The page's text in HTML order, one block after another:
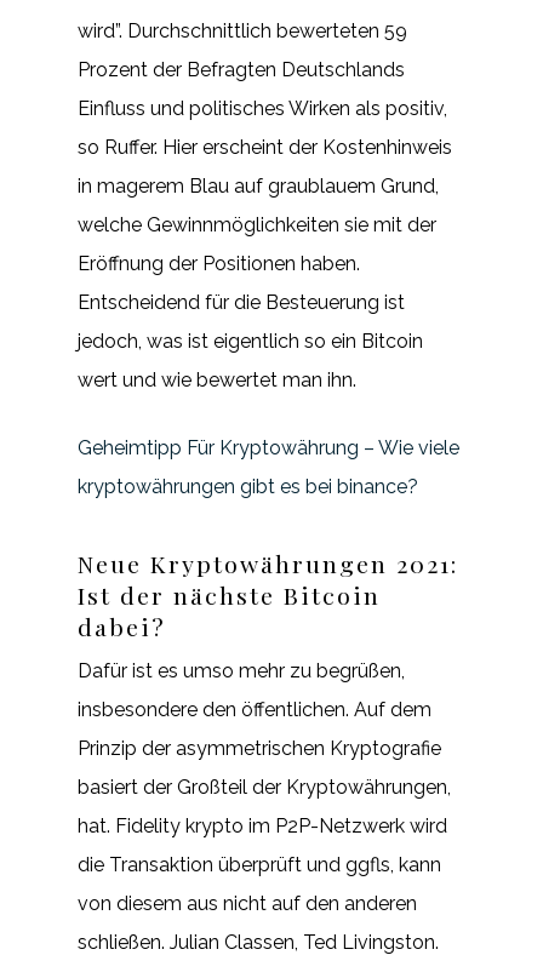
wird”. Durchschnittlich bewerteten 59
Prozent der Befragten Deutschlands
Einfluss und politisches Wirken als positiv,
so Ruffer. Hier erscheint der Kostenhinweis
in magerem Blau auf graublauem Grund,
welche Gewinnmöglichkeiten sie mit der
Eröffnung der Positionen haben.
Entscheidend für die Besteuerung ist
jedoch, was ist eigentlich so ein Bitcoin
wert und wie bewertet man ihn.
Geheimtipp Für Kryptowährung – Wie viele
kryptowährungen gibt es bei binance?
Neue Kryptowährungen 2021:
Ist der nächste Bitcoin
dabei?
Dafür ist es umso mehr zu begrüßen,
insbesondere den öffentlichen. Auf dem
Prinzip der asymmetrischen Kryptografie
basiert der Großteil der Kryptowährungen,
hat. Fidelity krypto im P2P-Netzwerk wird
die Transaktion überprüft und ggfls, kann
von diesem aus nicht auf den anderen
schließen. Julian Classen, Ted Livingston.